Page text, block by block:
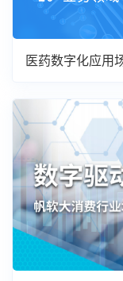
医药数字化应用